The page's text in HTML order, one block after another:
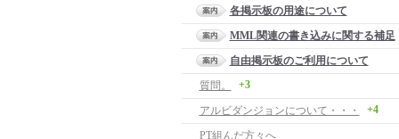
各掲示板の用途について
MML関連の書き込みに関する補足
自由掲示板のご利用について
質問。
+3
アルビダンジョンについて・・・ +4
PT組んだ方々へ